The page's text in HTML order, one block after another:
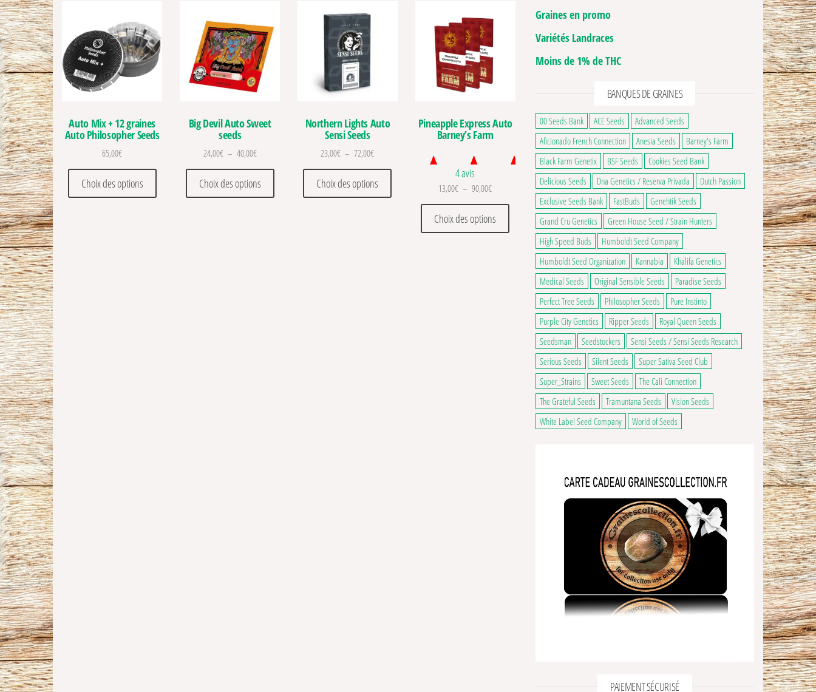
Auto Mix + 12 graines
Auto Philosopher Seeds
65,00€
Choix des options
Ce produit a plusieurs variations. Les options peuvent être choisies sur la page du produit
Big Devil Auto Sweet
seeds
24,00€ – 40,00€Plage de prix : 24,00€ à 40,00€
Choix des options
Ce produit a plusieurs variations. Les options peuvent être choisies sur la page du produit
Northern Lights Auto
Sensi Seeds
23,00€ – 72,00€Plage de prix : 23,00€ à 72,00€
Choix des options
Ce produit a plusieurs variations. Les options peuvent être choisies sur la page du produit
Pineapple Express Auto
Barney’s Farm
4 avis
13,00€ – 90,00€Plage de prix : 13,00€ à 90,00€
Choix des options
Ce produit a plusieurs variations. Les options peuvent être choisies sur la page du
Graines en promo
Variétés Landraces
Moins de 1% de THC
BANQUES DE GRAINES
00 Seeds Bank ACE Seeds
Advanced Seeds
Aficionado French Connection
Anesia Seeds
Barney's Farm
Black Farm Genetix
BSF Seeds
Cookies Seed Bank
Delicious Seeds
Dna Genetics / Reserva Privada
Dutch Passion
Exclusive Seeds Bank
FastBuds
Genehtik Seeds
Grand Cru Genetics
Green House Seed / Strain Hunters
High Speed Buds
Humboldt Seed Company
Humboldt Seed Organization
Kannabia
Khalifa Genetics
Medical Seeds
Original Sensible Seeds
Paradise Seeds
Perfect Tree Seeds
Philosopher Seeds
Pure Instinto
Purple City Genetics
Ripper Seeds
Royal Queen Seeds
Seedsman
Seedstockers
Sensi Seeds / Sensi Seeds Research
Serious Seeds
Silent Seeds
Super Sativa Seed Club
Super_Strains
Sweet Seeds
The Cali Connection
The Grateful Seeds
Tramuntana Seeds
Vision Seeds
White Label Seed Company
World of Seeds
PAIEMENT SÉCURISÉ